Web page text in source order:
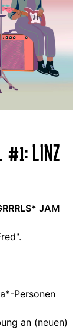
#1: LINZ
JAM
".
Personen
an (neuen)